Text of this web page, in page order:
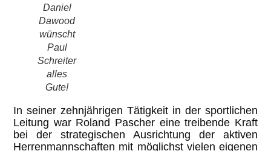
Daniel
Dawood
wünscht
Paul
Schreiter
alles
Gute!
In seiner zehnjährigen Tätigkeit in der sportlichen
Leitung war Roland Pascher eine treibende Kraft
bei der strategischen Ausrichtung der aktiven
Herrenmannschaften mit möglichst vielen eigenen